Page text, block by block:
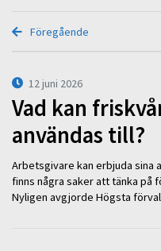
Föregående
12 juni 2026
Vad kan
användas till?
Arbetsgivare kan erbjuda
finns några saker att tänka
Nyligen avgjorde Högsta